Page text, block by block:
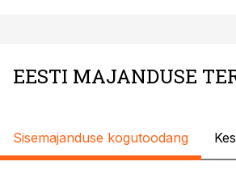
EESTI MAJANDUSE
Sisemajanduse kogutoodang